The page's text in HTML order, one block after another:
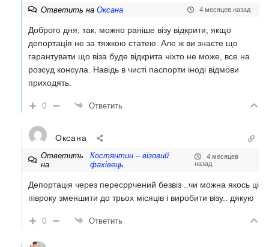
Ответить на Оксана 4 месяцев назад
Доброго дня, так, можно раніше візу відкрити, якщо
депортація не за тяжкою статею. Але ж ви знаєте що
гарантувати що віза буде відкрита ніхто не може, все на
розсуд консула. Навідь в чисті паспорти іноді відмови
приходять.
0 Ответить
Оксана
Ответить
на
Костянтин – візовий
фахівець
4 месяцев
назад
Депортація через пересррчений безвіз ..чи можна якось ці
півроку зменшити до трьох місяців і виробити візу.. дякую
0 Ответить